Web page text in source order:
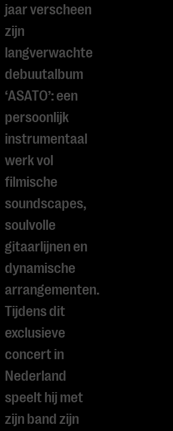
jaar verscheen
zijn
langverwachte
debuutalbum
‘ASATO’: een
persoonlijk
instrumentaal
werk vol
filmische
soundscapes,
soulvolle
gitaarlijnen en
dynamische
arrangementen.
Tijdens dit
exclusieve
concert in
Nederland
speelt hij met
zijn band zijn